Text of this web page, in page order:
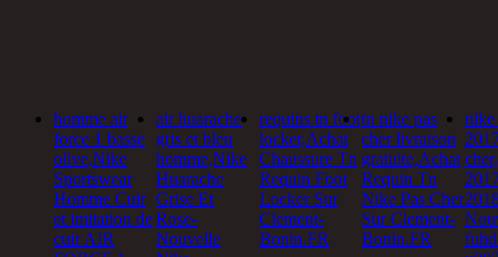
homme air
force 1 basse
olive,Nike
Sportswear
Homme Cuir
et imitation de
cuir AIR
air huarache
gris et bleu
homme,Nike
Huarache
Grise Et
Rose-
Nouvelle
requins tn foot
locker,Achat
Chaussure Tn
Requin Foot
Locker Sur
Clement-
Bonin.FR
tn nike pas
cher livraison
gratuite,Achat
Requin Tn
Nike Pas Cher
Sur Clement-
Bonin.FR
nike